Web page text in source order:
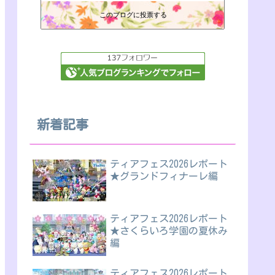
このブログに投票する
新着記事
ティアフェス2026レポート
★グランドフィナーレ編
ティアフェス2026レポート
★さくらいろ学園の夏休み
編